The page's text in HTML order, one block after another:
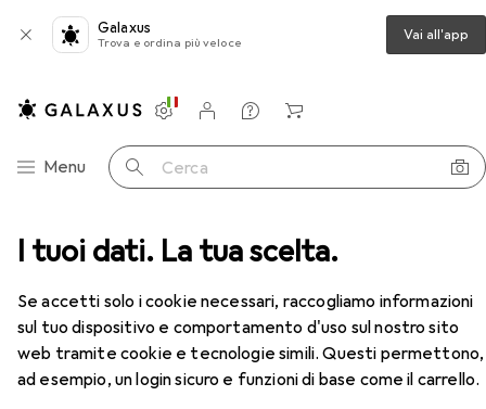
I tuoi dati. La tua scelta.
Se accetti solo i cookie necessari, raccogliamo informazioni
sul tuo dispositivo e comportamento d'uso sul nostro sito
web tramite cookie e tecnologie simili. Questi permettono,
ad esempio, un login sicuro e funzioni di base come il carrello.
Galaxus
Trova e ordina più veloce Vai all'app
Categoria Navigazione
Menu Cerca
Impostazioni
Conto cliente
Liste di confronto
Liste dei desideri
Carrello
a bussola + esagonale Koken Chiave a brugola
EUR
11,85 da 2 Pezzi
KokenChiave a brugola
19 mm